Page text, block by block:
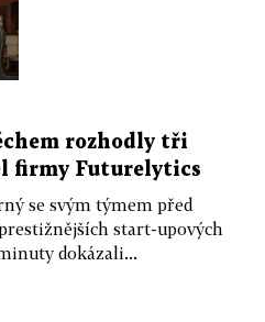
rozhodly tři
firmy Futurelytics
se svým týmem před
start-upových
dokázali...